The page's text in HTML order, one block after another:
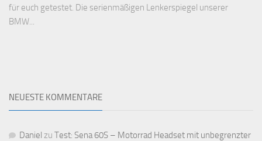
für euch getestet. Die serienmäßigen Lenkerspiegel unserer
BMW...
NEUESTE KOMMENTARE
Daniel zu Test: Sena 60S – Motorrad Headset mit unbegrenzter